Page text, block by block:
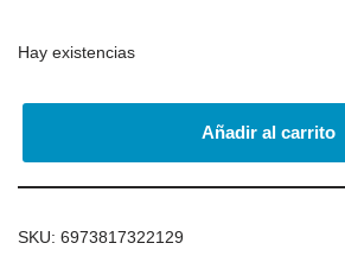
Hay existencias
Añadir al carrito
SKU: 6973817322129